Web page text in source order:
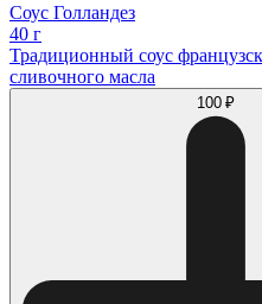
Соус Голландез
40 г
Традиционный соус
сливочного масла
100 ₽